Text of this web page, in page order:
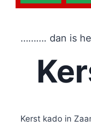
………. dan is
Kerst kado in